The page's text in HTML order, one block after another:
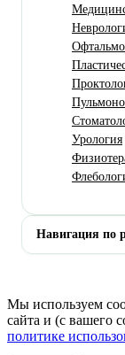
Урология
Навигация по
Мы используем
сайта и (с вашего
политике